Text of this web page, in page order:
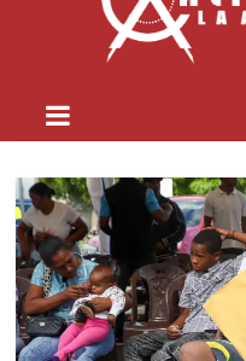
El Gobierno pondrá en
agricultura a nivel nacional
José Antonio Kast anuncia